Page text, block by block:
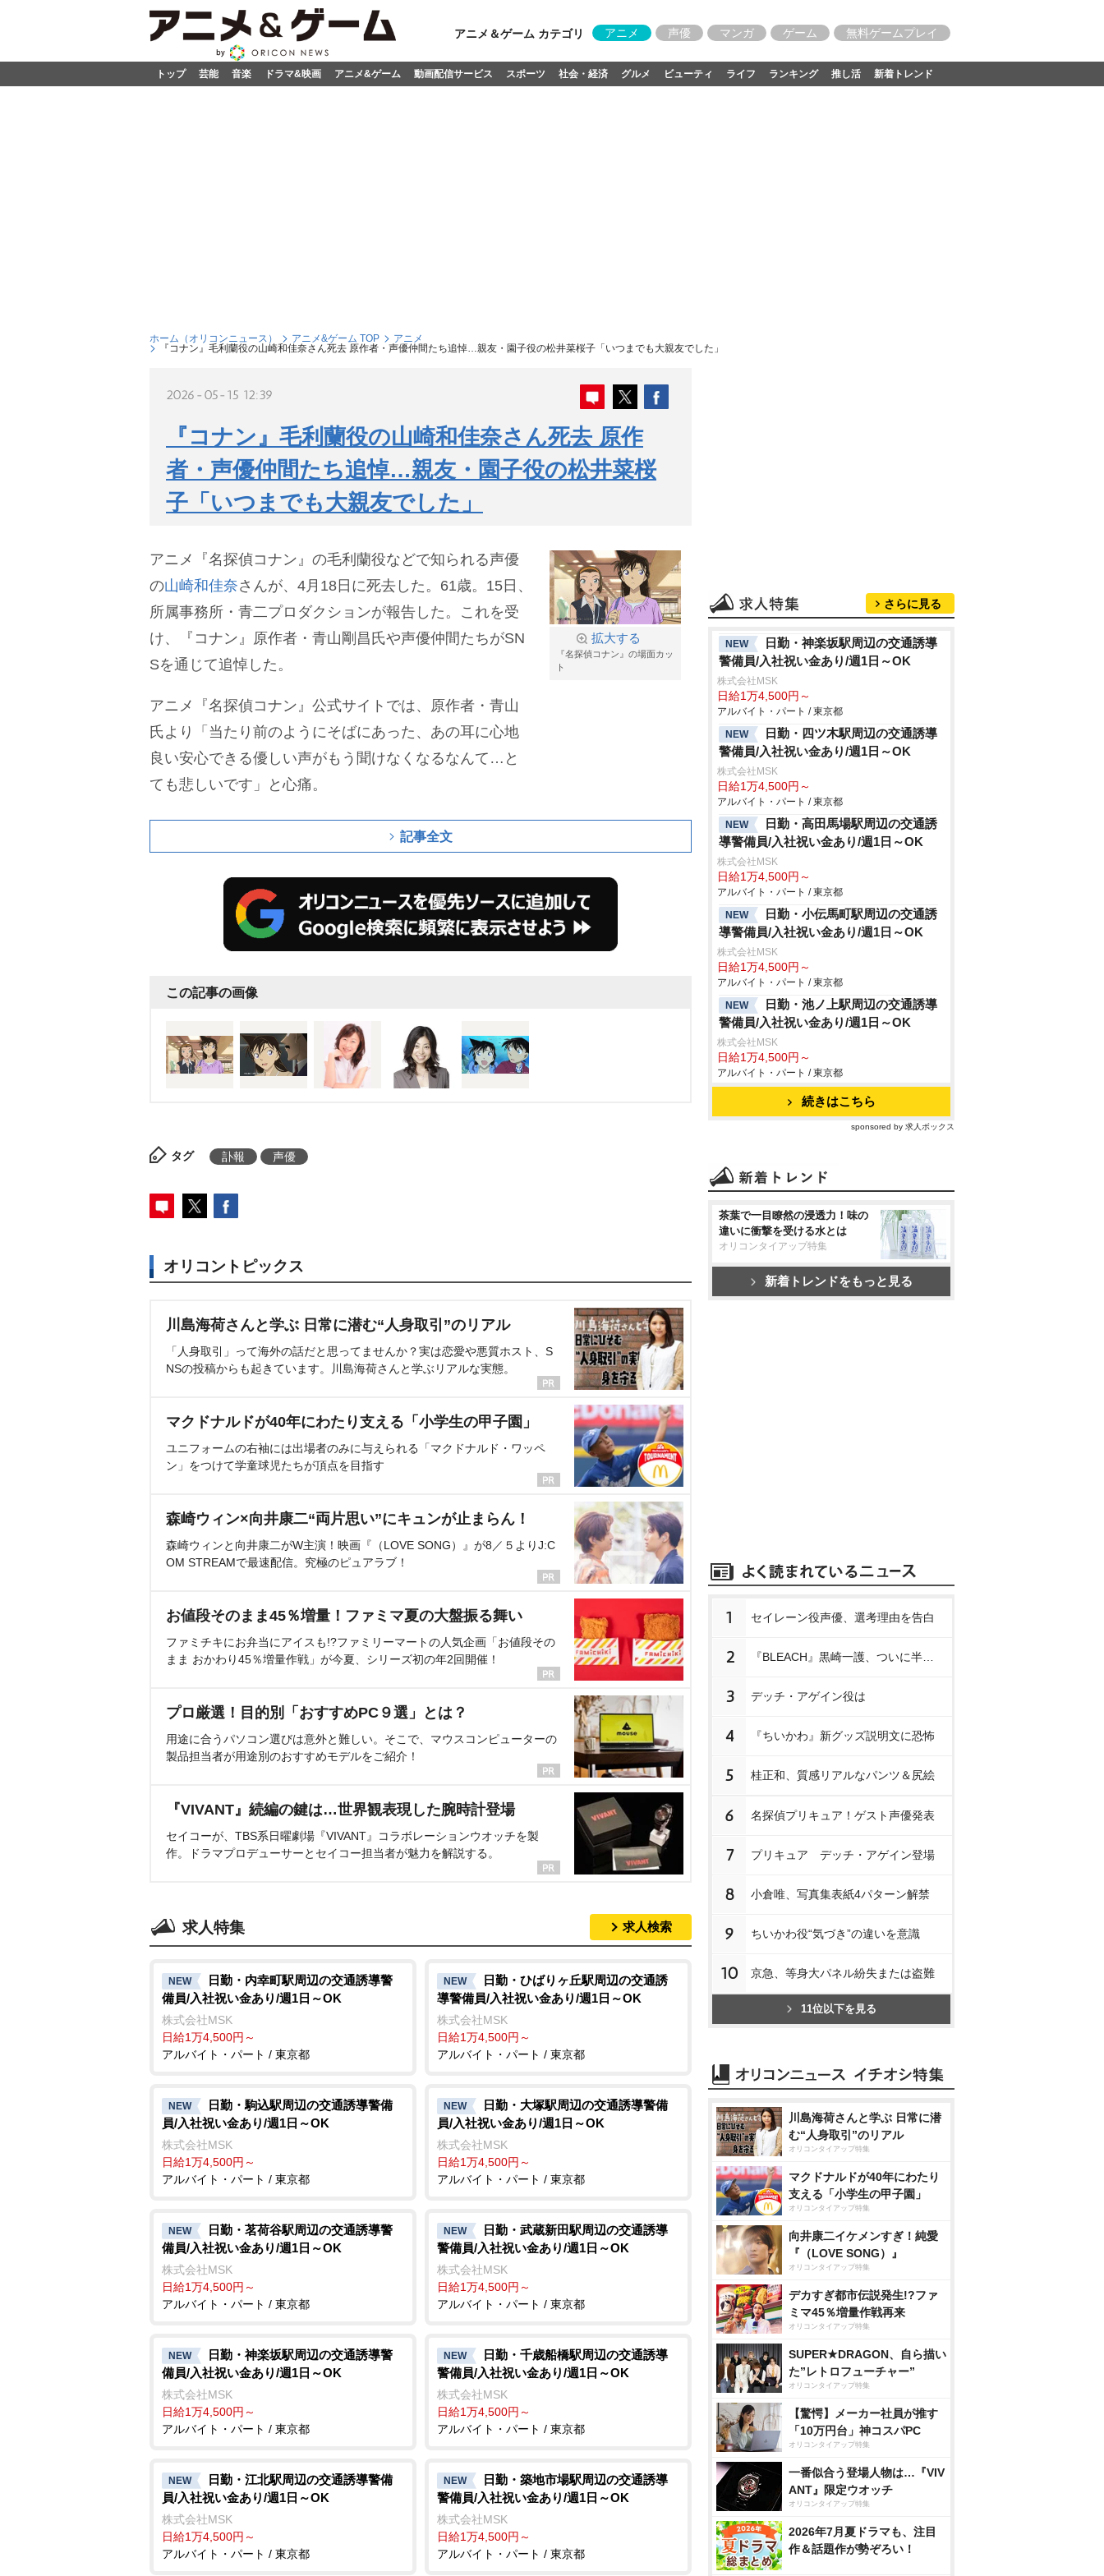
アニメ＆ゲーム カテゴリ アニメ 声優 マンガ ゲーム 無料ゲームプレイ
トップ 芸能 音楽 ドラマ&映画 アニメ&ゲーム 動画配信サービス スポーツ 社会・経済 グルメ ビューティ ライフ ランキング 推し活 新着トレンド
ホーム（オリコンニュース） アニメ&ゲーム TOP
アニメ
『コナン』毛利蘭役の山崎和佳奈さん死去 原作者・声優仲間たち追悼…親友・園子役の松井菜桜子「いつまでも大親友でした」
2026-05-15 12:39
『コナン』毛利蘭役の山崎和佳奈さん死去 原作
者・声優仲間たち追悼…親友・園子役の松井菜桜
子「いつまでも大親友でした」
拡大する
『名探偵コナン』の場面カッ
ト
アニメ『名探偵コナン』の毛利蘭役などで知られる声優
の山崎和佳奈さんが、4月18日に死去した。61歳。15日、
所属事務所・青二プロダクションが報告した。これを受
け、『コナン』原作者・青山剛昌氏や声優仲間たちがSN
Sを通じて追悼した。
アニメ『名探偵コナン』公式サイトでは、原作者・青山
氏より「当たり前のようにそばにあった、あの耳に心地
良い安心できる優しい声がもう聞けなくなるなんて…と
ても悲しいです」と心痛。
記事全文
この記事の画像
タグ 訃報 声優
オリコントピックス
川島海荷さんと学ぶ 日常に潜む“人身取引”のリアル
「人身取引」って海外の話だと思ってませんか？実は恋愛や悪質ホスト、S
NSの投稿からも起きています。川島海荷さんと学ぶリアルな実態。
マクドナルドが40年にわたり支える「小学生の甲子園」
ユニフォームの右袖には出場者のみに与えられる「マクドナルド・ワッペ
ン」をつけて学童球児たちが頂点を目指す
森崎ウィン×向井康二“両片思い”にキュンが止まらん！
森崎ウィンと向井康二がW主演！映画『（LOVE SONG）』が8／５よりJ:C
OM STREAMで最速配信。究極のピュアラブ！
お値段そのまま45％増量！ファミマ夏の大盤振る舞い
ファミチキにお弁当にアイスも!?ファミリーマートの人気企画「お値段その
まま おかわり45％増量作戦」が今夏、シリーズ初の年2回開催！
プロ厳選！目的別「おすすめPC９選」とは？
用途に合うパソコン選びは意外と難しい。そこで、マウスコンピューターの
製品担当者が用途別のおすすめモデルをご紹介！
『VIVANT』続編の鍵は…世界観表現した腕時計登場
セイコーが、TBS系日曜劇場『VIVANT』コラボレーションウオッチを製
作。ドラマプロデューサーとセイコー担当者が魅力を解説する。
求人特集 求人検索
NEW
日勤・内幸町駅周辺の交通誘導警
備員/入社祝い金あり/週1日～OK
株式会社MSK
日給1万4,500円～
アルバイト・パート / 東京都
NEW
日勤・ひばりヶ丘駅周辺の交通誘
導警備員/入社祝い金あり/週1日～OK
株式会社MSK
日給1万4,500円～
アルバイト・パート / 東京都
NEW
日勤・駒込駅周辺の交通誘導警備
員/入社祝い金あり/週1日～OK
株式会社MSK
日給1万4,500円～
アルバイト・パート / 東京都
NEW
日勤・大塚駅周辺の交通誘導警備
員/入社祝い金あり/週1日～OK
株式会社MSK
日給1万4,500円～
アルバイト・パート / 東京都
NEW
日勤・茗荷谷駅周辺の交通誘導警
備員/入社祝い金あり/週1日～OK
株式会社MSK
日給1万4,500円～
アルバイト・パート / 東京都
NEW
日勤・武蔵新田駅周辺の交通誘導
警備員/入社祝い金あり/週1日～OK
株式会社MSK
日給1万4,500円～
アルバイト・パート / 東京都
NEW
日勤・神楽坂駅周辺の交通誘導警
備員/入社祝い金あり/週1日～OK
株式会社MSK
日給1万4,500円～
アルバイト・パート / 東京都
NEW
日勤・千歳船橋駅周辺の交通誘導
警備員/入社祝い金あり/週1日～OK
株式会社MSK
日給1万4,500円～
アルバイト・パート / 東京都
NEW
日勤・江北駅周辺の交通誘導警備
員/入社祝い金あり/週1日～OK
株式会社MSK
日給1万4,500円～
アルバイト・パート / 東京都
NEW
日勤・築地市場駅周辺の交通誘導
警備員/入社祝い金あり/週1日～OK
株式会社MSK
日給1万4,500円～
アルバイト・パート / 東京都
さらに見る
NEW
日勤・神楽坂駅周辺の交通誘導
警備員/入社祝い金あり/週1日～OK
株式会社MSK
日給1万4,500円～
アルバイト・パート / 東京都
NEW
日勤・四ツ木駅周辺の交通誘導
警備員/入社祝い金あり/週1日～OK
株式会社MSK
日給1万4,500円～
アルバイト・パート / 東京都
NEW
日勤・高田馬場駅周辺の交通誘
導警備員/入社祝い金あり/週1日～OK
株式会社MSK
日給1万4,500円～
アルバイト・パート / 東京都
NEW
日勤・小伝馬町駅周辺の交通誘
導警備員/入社祝い金あり/週1日～OK
株式会社MSK
日給1万4,500円～
アルバイト・パート / 東京都
NEW
日勤・池ノ上駅周辺の交通誘導
警備員/入社祝い金あり/週1日～OK
株式会社MSK
日給1万4,500円～
アルバイト・パート / 東京都
続きはこちら
sponsored by 求人ボックス
茶葉で一目瞭然の浸透力！味の
違いに衝撃を受ける水とは
オリコンタイアップ特集
新着トレンドをもっと見る
1 セイレーン役声優、選考理由を告白
2
3 デッチ・アゲイン役は
4 『ちいかわ』新グッズ説明文に恐怖
5 桂正和、質感リアルなパンツ＆尻絵
6 名探偵プリキュア！ゲスト声優発表
7 プリキュア デッチ・アゲイン登場
8 小倉唯、写真集表紙4パターン解禁
9 ちいかわ役“気づき”の違いを意識
10 京急、等身大パネル紛失または盗難
11位以下を見る
川島海荷さんと学ぶ 日常に潜
む“人身取引”のリアル
オリコンタイアップ特集
マクドナルドが40年にわたり
支える「小学生の甲子園」
オリコンタイアップ特集
向井康二イケメンすぎ！純愛
『（LOVE SONG）』
オリコンタイアップ特集
デカすぎ都市伝説発生!?ファ
ミマ45％増量作戦再来
オリコンタイアップ特集
SUPER★DRAGON、自ら描い
た”レトロフューチャー”
オリコンタイアップ特集
【驚愕】メーカー社員が推す
「10万円台」神コスパPC
オリコンタイアップ特集
一番似合う登場人物は…『VIV
ANT』限定ウオッチ
オリコンタイアップ特集
2026年7月夏ドラマも、注目
作＆話題作が勢ぞろい！